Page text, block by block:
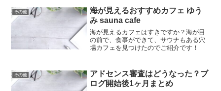
その他
海が見えるおすすめカフェ ゆう
み sauna cafe
海が見えるカフェはすきですか？海が目
の前で、食事ができて、サウナもある穴
場カフェを見つけたのでご紹介です！
その他
アドセンス審査はどうなった？ブ
ログ開始後1ヶ月まとめ